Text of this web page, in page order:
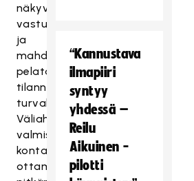
näkyvyys
vastustajaan
ja
mahdollisuus
pelata
tilanne
turvallisesti.
Väliaho
valmistautuu
kontaktiin
ottamalla
“Kannustava
ilmapiiri
syntyy
yhdessä –
Reilu
Aikuinen -
pilotti